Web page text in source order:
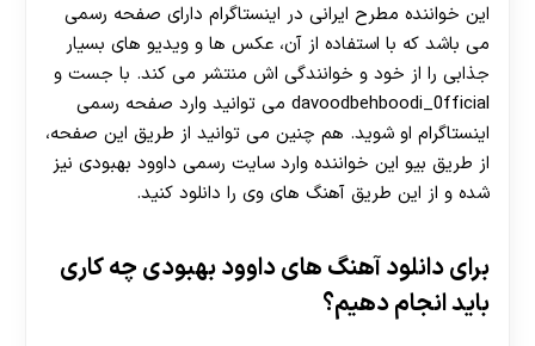
این خواننده مطرح ایرانی در اینستاگرام دارای صفحه رسمی
می باشد که با استفاده از آن، عکس ها و ویدیو های بسیار
جذابی را از خود و خوانندگی اش منتشر می کند. با جست و
davoodbehboodi_0fficial می توانید وارد صفحه رسمی
اینستاگرام او شوید. هم چنین می توانید از طریق این صفحه،
از طریق بیو این خواننده وارد سایت رسمی داوود بهبودی نیز
شده و از این طریق آهنگ های وی را دانلود کنید.
برای دانلود آهنگ های داوود بهبودی چه کاری
باید انجام دهیم؟